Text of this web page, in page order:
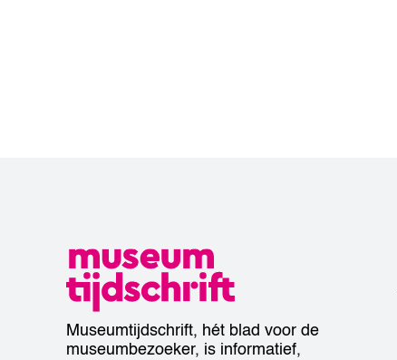
Museumtijdschrift, hét blad voor de
museumbezoeker, is informatief,